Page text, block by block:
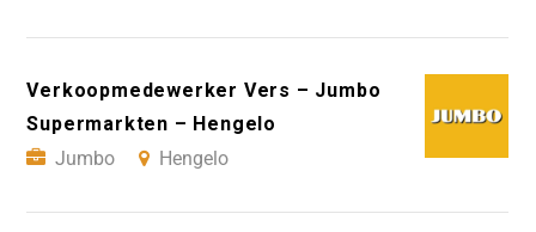
Verkoopmedewerker Vers – Jumbo
Supermarkten – Hengelo
Jumbo
Hengelo